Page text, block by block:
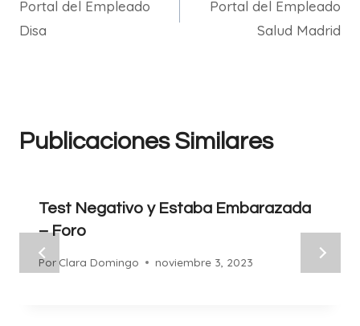
de
Portal del Empleado
Disa
Portal del Empleado
Salud Madrid
Publicaciones Similares
Test Negativo y Estaba Embarazada
– Foro
Por Clara Domingo noviembre 3, 2023